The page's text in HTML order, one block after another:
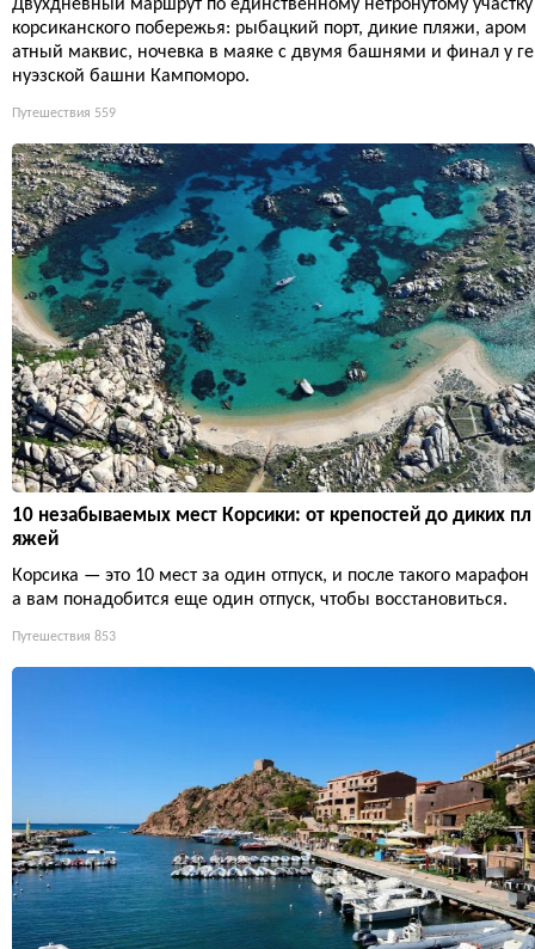
Двухдневный маршрут по единственному нетронутому участку
корсиканского побережья: рыбацкий порт, дикие пляжи, аром
атный маквис, ночевка в маяке с двумя башнями и финал у ге
нуэзской башни Кампоморо.
Путешествия 559
10 незабываемых мест Корсики: от крепостей до диких пл
яжей
Корсика — это 10 мест за один отпуск, и после такого марафон
а вам понадобится еще один отпуск, чтобы восстановиться.
Путешествия 853